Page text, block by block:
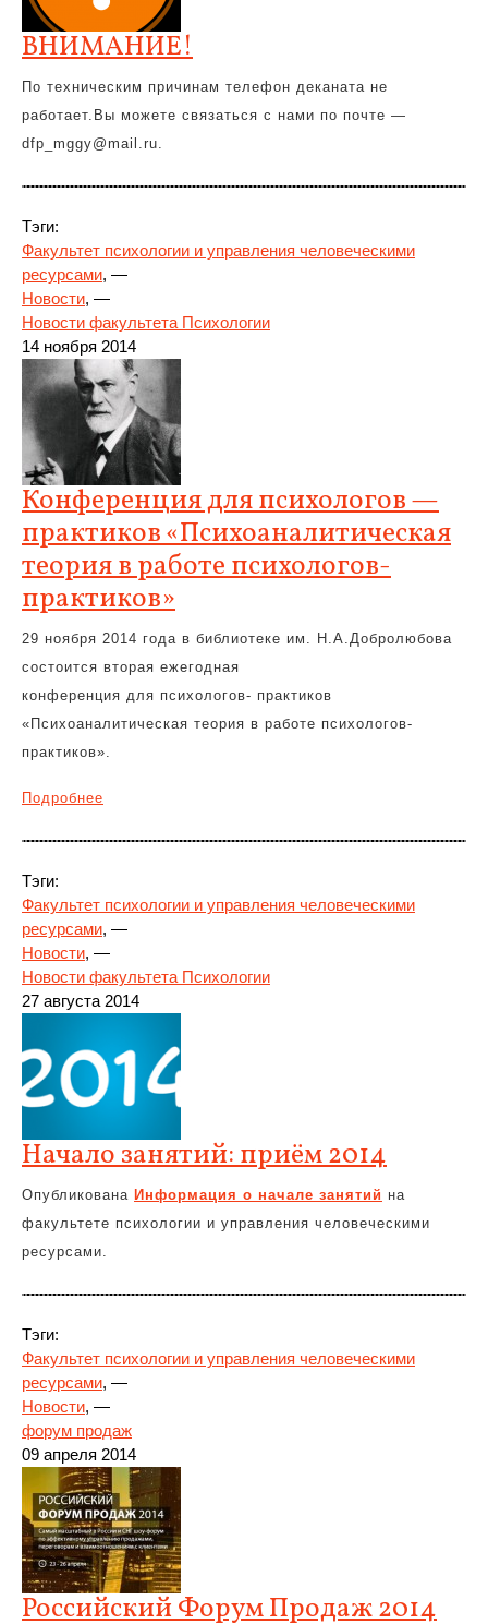
ВНИМАНИЕ!
По техническим причинам телефон деканата не
работает.Вы можете связаться с нами по почте —
dfp_mggy@mail.ru.
Тэги:
Факультет психологии и управления человеческими
ресурсами, —
Новости, —
Новости факультета Психологии
14 ноября 2014
Конференция для психологов —
практиков «Психоаналитическая
теория в работе психологов-
практиков»
29 ноября 2014 года в библиотеке им. Н.А.Добролюбова
состоится вторая ежегодная
конференция для психологов- практиков
«Психоаналитическая теория в работе психологов-
практиков».
Подробнее
Тэги:
Факультет психологии и управления человеческими
ресурсами, —
Новости, —
Новости факультета Психологии
27 августа 2014
Начало занятий: приём 2014
Опубликована Информация о начале занятий на
факультете психологии и управления человеческими
ресурсами.
Тэги:
Факультет психологии и управления человеческими
ресурсами, —
Новости, —
форум продаж
09 апреля 2014
Российский Форум Продаж 2014